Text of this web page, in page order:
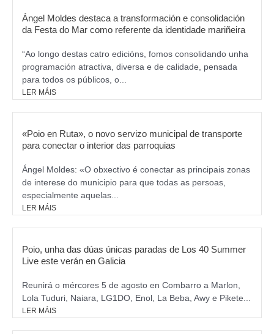
e
b
o
o
k
t
a
g
r
a
m
Ángel Moldes destaca a transformación e consolidación
da Festa do Mar como referente da identidade mariñeira
“Ao longo destas catro edicións, fomos consolidando unha
programación atractiva, diversa e de calidade, pensada
para todos os públicos, o...
LER MÁIS
«Poio en Ruta», o novo servizo municipal de transporte
para conectar o interior das parroquias
Ángel Moldes: «O obxectivo é conectar as principais zonas
de interese do municipio para que todas as persoas,
especialmente aquelas...
LER MÁIS
Poio, unha das dúas únicas paradas de Los 40 Summer
Live este verán en Galicia
Reunirá o mércores 5 de agosto en Combarro a Marlon,
Lola Tuduri, Naiara, LG1DO, Enol, La Beba, Awy e Pikete...
LER MÁIS